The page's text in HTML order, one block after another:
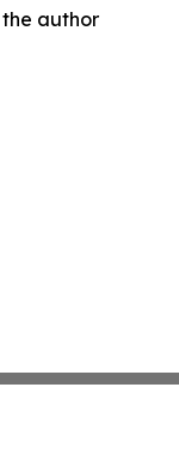
author